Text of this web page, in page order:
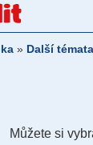
» Další témata
Můžete si